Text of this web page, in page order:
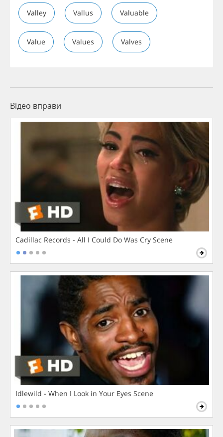
Valley Vallus Valuable
Value Values Valves
Відео вправи
Cadillac Records - All I Could Do Was Cry Scene
Idlewild - When I Look in Your Eyes Scene